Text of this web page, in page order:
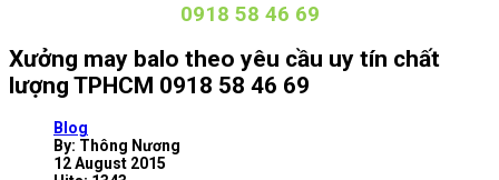
0918 58 46 69
Xưởng may balo theo yêu cầu uy tín chất
lượng TPHCM 0918 58 46 69
Blog
By: Thông Nương
12 August 2015